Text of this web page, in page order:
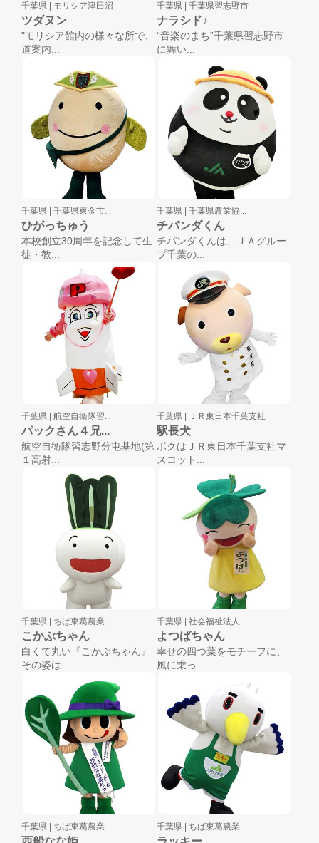
千葉県 | モリシア津田沼
ツダヌン
"モリシア館内の様々な所で、
道案内...
千葉県 | 千葉県習志野市
ナラシド♪
“音楽のまち”千葉県習志野市
に舞い...
千葉県 | 千葉県東金市...
ひがっちゅう
本校創立30周年を記念して生
徒・教...
千葉県 | 千葉県農業協...
チパンダくん
チパンダくんは、ＪＡグルー
プ千葉の...
千葉県 | 航空自衛隊習...
パックさん４兄...
航空自衛隊習志野分屯基地(第
１高射...
千葉県 | ＪＲ東日本千葉支社
駅長犬
ボクはＪＲ東日本千葉支社マ
スコット...
千葉県 | ちば東葛農業...
こかぶちゃん
白くて丸い『こかぶちゃん』
その姿は...
千葉県 | 社会福祉法人...
よつばちゃん
幸せの四つ葉をモチーフに、
風に乗っ...
千葉県 | ちば東葛農業... 千葉県 | ちば東葛農業...